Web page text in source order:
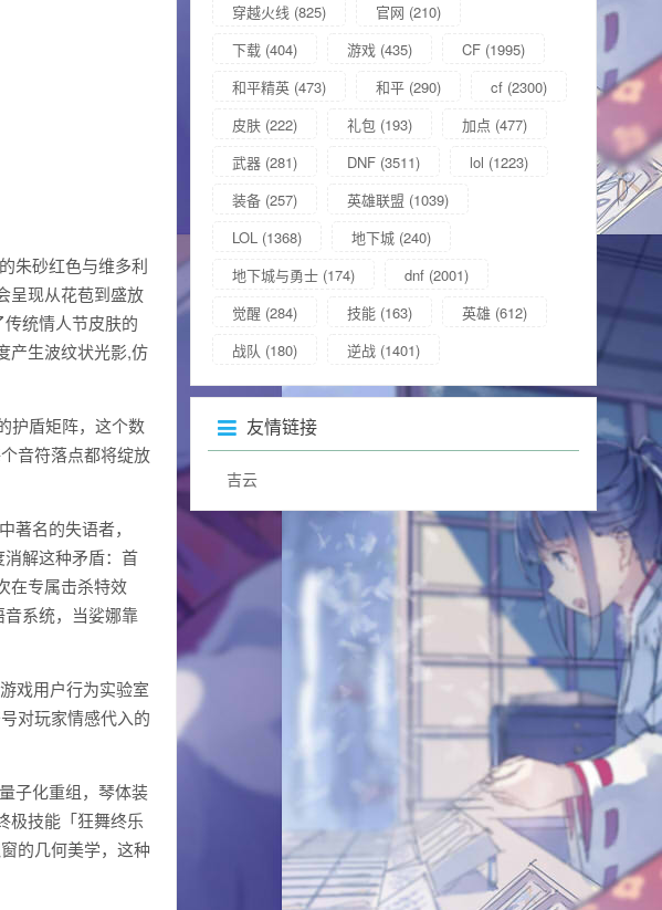
朱砂红色与维多利
呈现从花苞到盛放
统情人节皮肤的
产生波纹状光影,仿
护盾矩阵，这个数
音符落点都将绽放
名的失语者，
解这种矛盾：首
在专属击杀特效
系统，当娑娜靠
戏用户行为实验室
对玩家情感代入的
子化重组，琴体装
极技能「狂舞终乐
的几何美学，这种
穿越火线 (825) 官网 (210)
下载 (404) 游戏 (435) CF (1995)
和平精英 (473) 和平 (290) cf (2300)
皮肤 (222) 礼包 (193) 加点 (477)
武器 (281) DNF (3511) lol (1223)
装备 (257) 英雄联盟 (1039)
LOL (1368) 地下城 (240)
地下城与勇士 (174) dnf (2001)
觉醒 (284) 技能 (163) 英雄 (612)
战队 (180) 逆战 (1401)
友情链接
吉云